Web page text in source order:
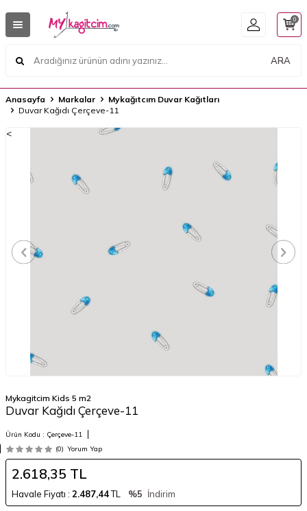
ARA
0
Anasayfa Markalar
Mykağıtcım Duvar Kağıtları
Duvar Kağıdı Çerçeve-11
<
Mykagitcim Kids 5 m2
Duvar Kağıdı Çerçeve-11
Ürün Kodu : Çerçeve-11
(0) Yorum Yap
2.618,35 TL
Havale Fiyatı : 2.487,44TL %5 İndirim